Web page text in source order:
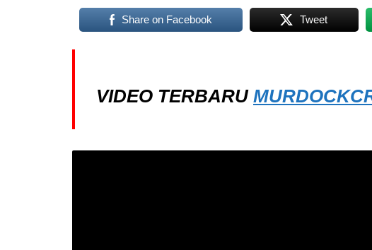
Share on Facebook Tweet
VIDEO TERBARU